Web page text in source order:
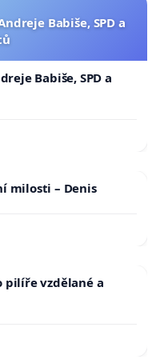
Babiše, SPD a
Babiše, SPD a
milosti – Denis
pilíře vzdělané a